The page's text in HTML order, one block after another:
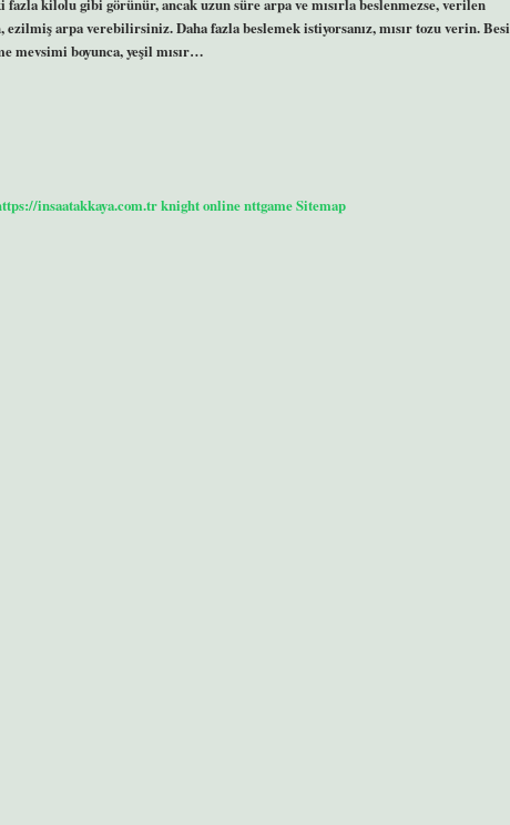
ezilmiş arpa verebilirsiniz. Daha fazla beslemek istiyorsanız, mısır tozu verin. Besi
mevsimi boyunca, yeşil mısır…
insaatakkaya.com.trknight onlinenttgameSitemap